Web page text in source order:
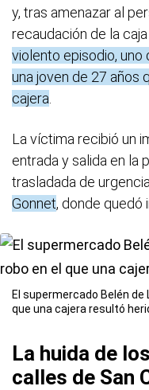
y, tras amenazar al
recaudación de la
violento episodio, uno
una joven de 27 años
cajera
La víctima recibió un
entrada y salida en la
trasladada de
Gonnet, donde quedó
El supermercado Belén de
que una cajera resultó
La huida de
calles de San